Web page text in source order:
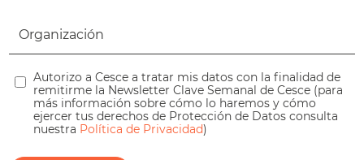
Autorizo a Cesce a tratar mis datos con la finalidad de
remitirme la Newsletter Clave Semanal de Cesce (para
más información sobre cómo lo haremos y cómo
ejercer tus derechos de Protección de Datos consulta
nuestra Política de Privacidad)